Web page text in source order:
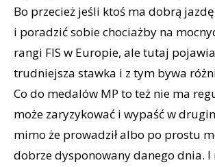
Bo przecież jeśli ktoś ma dobrą
i poradzić sobie chociażby na
rangi FIS w Europie, ale tutaj
trudniejsza stawka i z tym bywa
Co do medalów MP to też nie ma
może zaryzykować i wypaść w
mimo że prowadził albo po prostu
dobrze dysponowany danego dnia. I